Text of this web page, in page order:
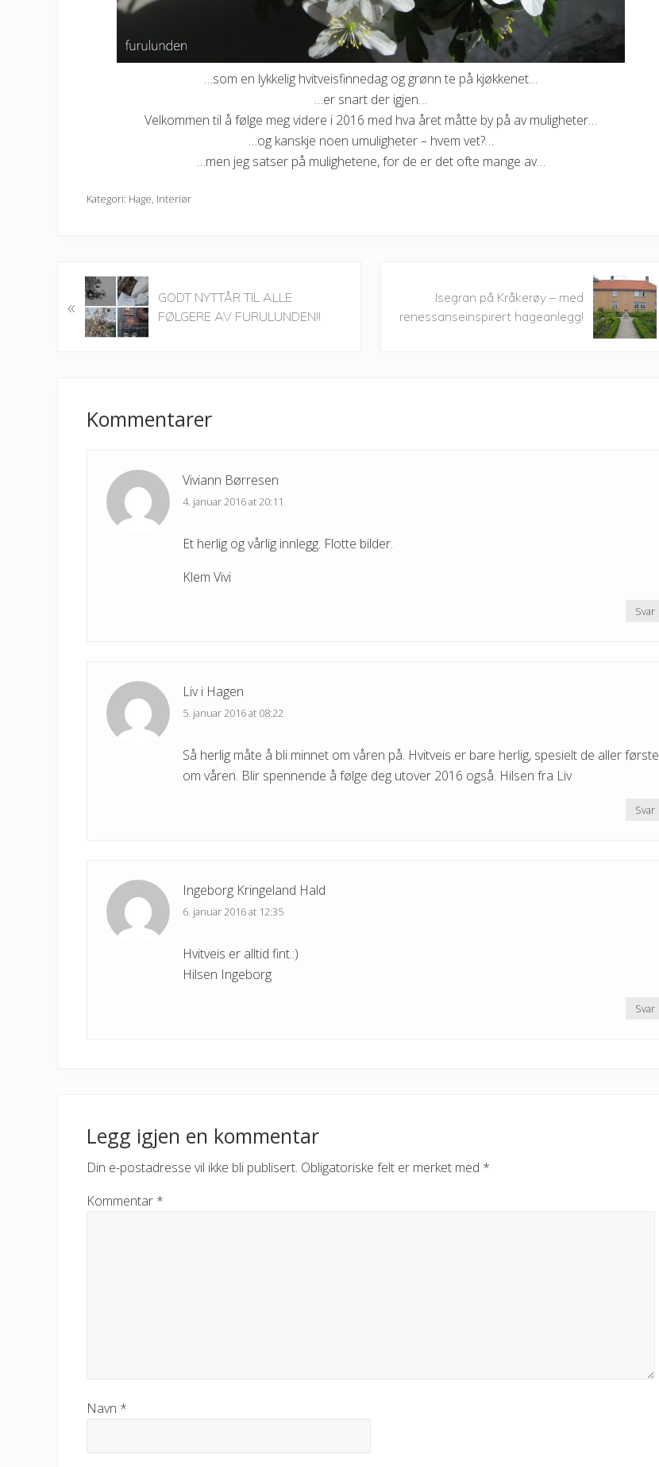
…som en lykkelig hvitveisfinnedag og grønn te på kjøkkenet…
…er snart der igjen…
Velkommen til å følge meg videre i 2016 med hva året måtte by på av muligheter…
…og kanskje noen umuligheter – hvem vet?…
…men jeg satser på mulighetene, for de er det ofte mange av…
Kategori: Hage, Interiør
r
«
GODT NYTTÅR TIL ALLE
FØLGERE AV FURULUNDEN!!
Isegran på Kråkerøy – med
renessanseinspirert hageanlegg!
Interactions
Kommentarer
Viviann Børresen
4. januar 2016 at 20:11
Et herlig og vårlig innlegg. Flotte bilder.
Klem Vivi
Svar
Liv i Hagen
5. januar 2016 at 08:22
Så herlig måte å bli minnet om våren på. Hvitveis er bare herlig, spesielt de aller første
om våren. Blir spennende å følge deg utover 2016 også. Hilsen fra Liv
Svar
Ingeborg Kringeland Hald
6. januar 2016 at 12:35
Hvitveis er alltid fint.:)
Hilsen Ingeborg
Svar
Legg igjen en kommentar
Din e-postadresse vil ikke bli publisert. Obligatoriske felt er merket med *
Kommentar *
Navn *